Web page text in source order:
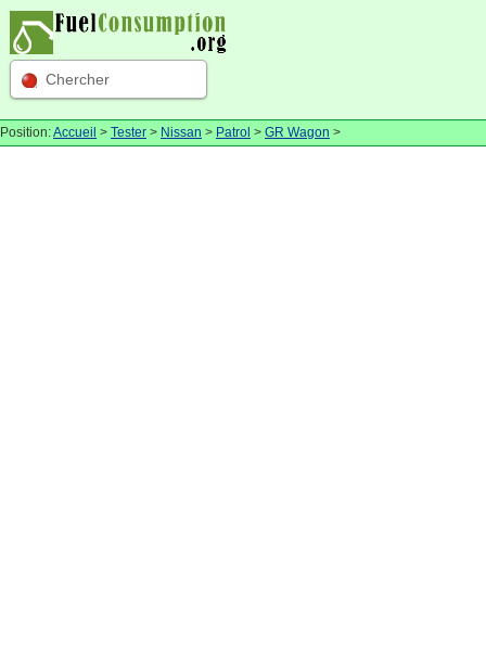
Chercher
Position:Accueil > Tester > Nissan > Patrol > GR Wagon >